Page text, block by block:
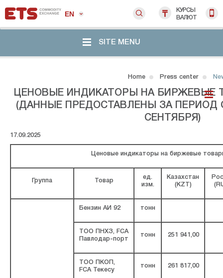
EN
КУРСЫ
ВАЛЮТ
SITE MENU
Home Press center
ЦЕНОВЫЕ ИНДИКАТОРЫ НА БИРЖЕВЫЕ
(ДАННЫЕ ПРЕДОСТАВЛЕНЫ ЗА ПЕРИОД
СЕНТЯБРЯ)
17.09.2025
Ценовые индикаторы на биржевые
Группа Товар
ед.
изм.
Казахстан
(KZT)
Бензин АИ 92 тонн
ТОО ПНХЗ, FCA
Павлодар-порт
тонн 251 941,00
ТОО ПКОП,
FCA Текесу
тонн 261 817,00